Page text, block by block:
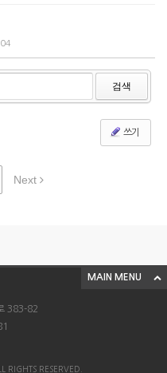
검색
쓰기
Next
MAIN MENU
383-82
RIGHTS RESERVED.